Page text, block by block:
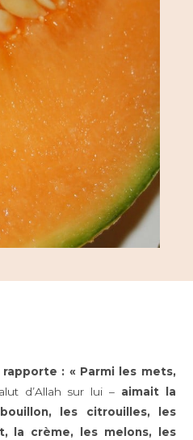
rapporte : « Parmi les mets,
d’Allah sur lui – aimait la
les citrouilles, les
la crème, les melons, les